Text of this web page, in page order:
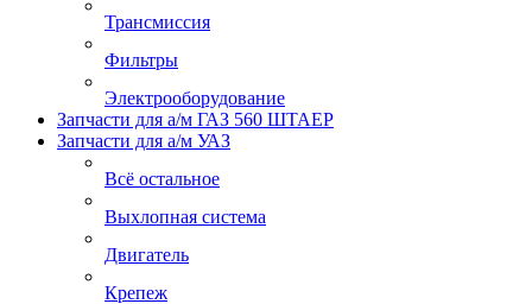
Трансмиссия
Фильтры
Электрооборудование
Запчасти для а/м ГАЗ 560 ШТАЕР
Запчасти для а/м УАЗ
Всё остальное
Выхлопная система
Двигатель
Крепеж